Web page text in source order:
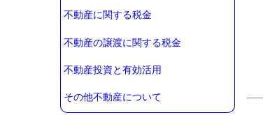
不動産に関する税金
不動産の譲渡に関する税金
不動産投資と有効活用
その他不動産について